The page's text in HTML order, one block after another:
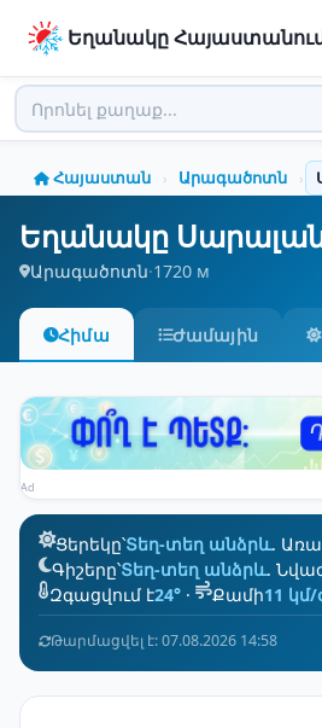
Եղանակը
Հայաստան › Արագածոտն ›
Եղանակը
Արագածոտն·1720 м
Հիմա Ժամային
Ad
Ցերեկը՝Տեղ-տեղ անձրև.
Գիշերը՝Տեղ-տեղ անձրև.
Զգացվում է24° · Քամի11 կմ/
Թարմացվել է: 07.08.2026 14:58